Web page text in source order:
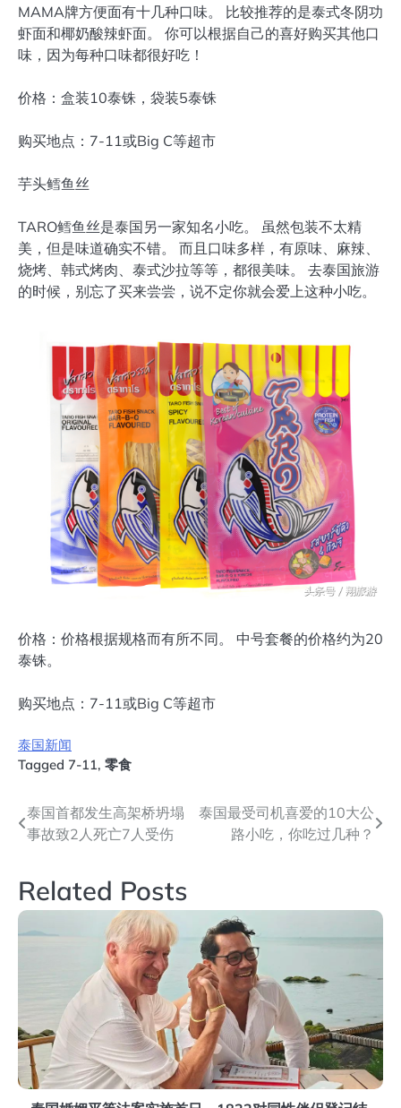
MAMA牌方便面有十几种口味。 比较推荐的是泰式冬阴功
虾面和椰奶酸辣虾面。 你可以根据自己的喜好购买其他口
味，因为每种口味都很好吃！
价格：盒装10泰铢，袋装5泰铢
购买地点：7-11或Big C等超市
芋头鳕鱼丝
TARO鳕鱼丝是泰国另一家知名小吃。 虽然包装不太精
美，但是味道确实不错。 而且口味多样，有原味、麻辣、
烧烤、韩式烤肉、泰式沙拉等等，都很美味。 去泰国旅游
的时候，别忘了买来尝尝，说不定你就会爱上这种小吃。
价格：价格根据规格而有所不同。 中号套餐的价格约为20
泰铢。
购买地点：7-11或Big C等超市
泰国新闻
Tagged 7-11, 零食
文
章
导
航
泰国首都发生高架桥坍塌
事故致2人死亡7人受伤
泰国最受司机喜爱的10大公
路小吃，你吃过几种？
Related Posts